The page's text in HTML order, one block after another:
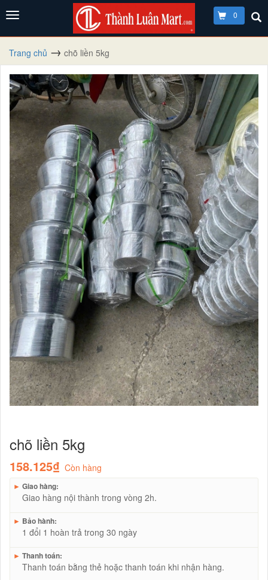
0
Trang chủ chõ liền 5kg
chõ liền 5kg
158.125₫ Còn hàng
► Giao hàng:
Giao hàng nội thành trong vòng 2h.
► Bảo hành:
1 đổi 1 hoàn trả trong 30 ngày
► Thanh toán:
Thanh toán bằng thẻ hoặc thanh toán khi nhận hàng.